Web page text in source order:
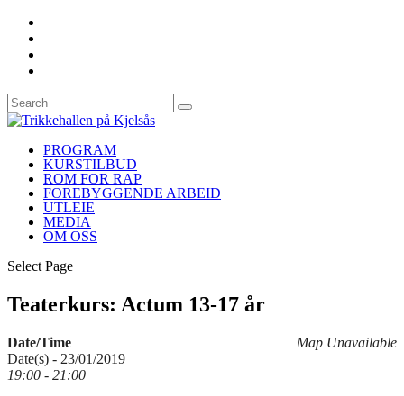
PROGRAM
KURSTILBUD
ROM FOR RAP
FOREBYGGENDE ARBEID
UTLEIE
MEDIA
OM OSS
Select Page
Teaterkurs: Actum 13-17 år
Map Unavailable
Date/Time
Date(s) - 23/01/2019
19:00 - 21:00